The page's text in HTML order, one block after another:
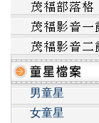
男童星
女童星